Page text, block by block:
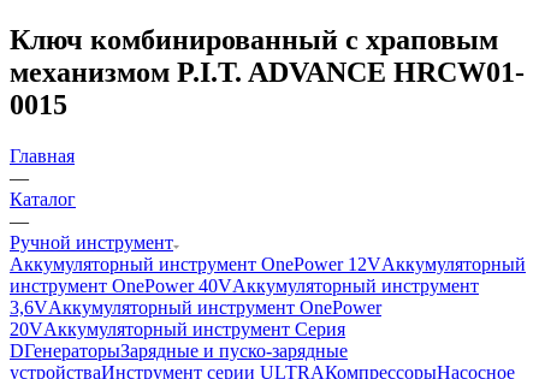
Ключ комбинированный с храповым
механизмом P.I.T. ADVANCE HRCW01-
0015
Главная
—
Каталог
—
Ручной инструмент
Аккумуляторный инструмент OnePower 12VАккумуляторный
инструмент OnePower 40VАккумуляторный инструмент
3,6VАккумуляторный инструмент OnePower
20VАккумуляторный инструмент Серия
DГенераторыЗарядные и пуско-зарядные
устройстваИнструмент серии ULTRAКомпрессорыНасосное